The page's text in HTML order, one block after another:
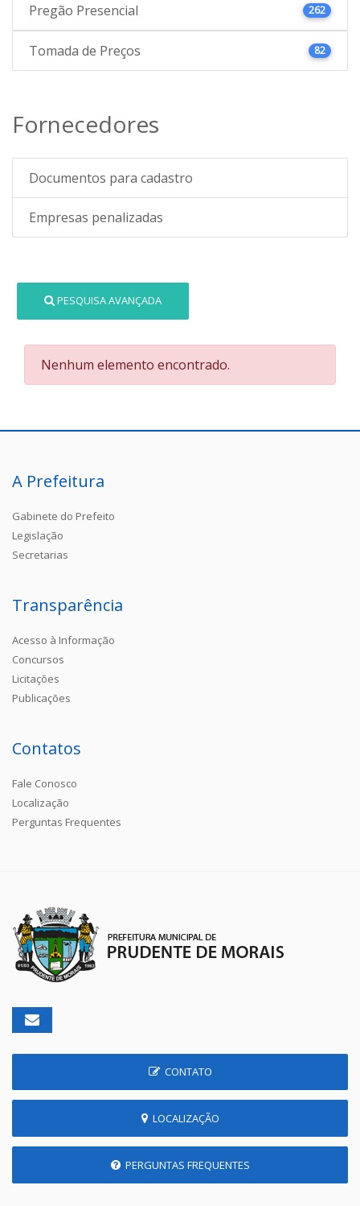
Pregão Presencial 262
Tomada de Preços 82
Fornecedores
Documentos para cadastro
Empresas penalizadas
PESQUISA AVANÇADA
Nenhum elemento encontrado.
A Prefeitura
Gabinete do Prefeito
Legislação
Secretarias
Transparência
Acesso à Informação
Concursos
Licitações
Publicações
Contatos
Fale Conosco
Localização
Perguntas Frequentes
CONTATO
LOCALIZAÇÃO
PERGUNTAS FREQUENTES